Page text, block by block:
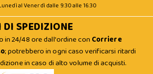
al Venerdì dalle 9:30 alle 16:30
DI SPEDIZIONE
in 24/48 ore dall'ordine con Corriere
; potrebbero in ogni caso verificarsi ritardi
in caso di alto volume di acquisti.